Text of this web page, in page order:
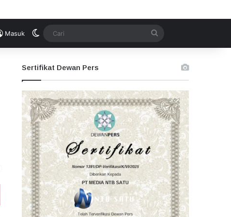
Masuk Switch skin
Sertifikat Dewan Pers